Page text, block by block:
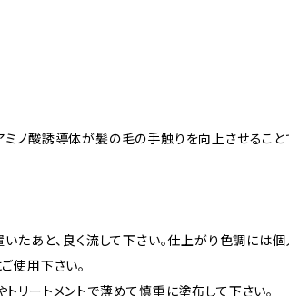
ノ酸誘導体が髪の毛の手触りを向上させること
たあと、良く流して下さい。仕上がり色調には個
使用下さい。
リートメントで薄めて慎重に塗布して下さい。